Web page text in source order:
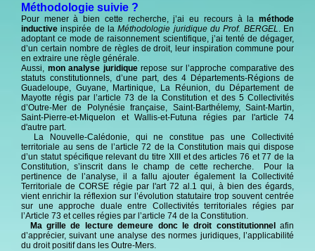
Méthodologie suivie ?
Pour mener à bien cette recherche, j’ai eu recours à la méthode
inductive inspirée de laMéthodologie juridique du Prof. BERGEL. En
adoptant ce mode de raisonnement scientifique, j’ai tenté de dégager,
d’un certain nombre de règles de droit, leur inspiration commune pour
en extraire une règle générale.
Aussi, mon analyse juridique repose sur l’approche comparative des
statuts constitutionnels, d’une part, des 4 Départements-Régions de
Guadeloupe, Guyane, Martinique, La Réunion, du Département de
Mayotte régis par l’article 73 de la Constitution et des 5 Collectivités
d’Outre-Mer de Polynésie française, Saint-Barthélemy, Saint-Martin,
Saint-Pierre-et-Miquelon et Wallis-et-Futuna régies par l'article 74
d'autre part.
La Nouvelle-Calédonie, qui ne constitue pas une Collectivité
territoriale au sens de l’article 72 de la Constitution mais qui dispose
d’un statut spécifique relevant du titre XIII et des articles 76 et 77 de la
Constitution, s’inscrit dans le champ de cette recherche. Pour la
pertinence de l’analyse, il a fallu ajouter également la Collectivité
Territoriale de CORSE régie par l'art 72 al.1 qui, à bien des égards,
vient enrichir la réflexion sur l’évolution statutaire trop souvent centrée
sur une approche duale entre Collectivités territoriales régies par
l’Article 73 et celles régies par l’article 74 de la Constitution.
Ma grille de lecture demeure donc le droit constitutionnelafin
d’apprécier, suivant une analyse des normes juridiques, l’applicabilité
du droit positif dans les Outre-Mers.